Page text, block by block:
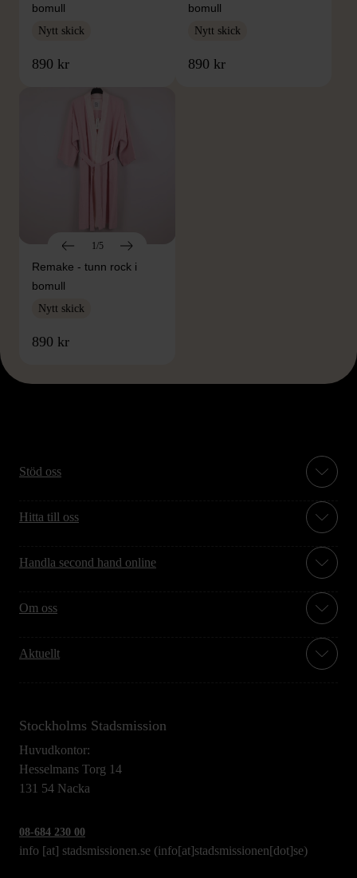
bomull
Nytt skick
890 kr
bomull
Nytt skick
890 kr
1/5
Remake - tunn rock i
bomull
Nytt skick
890 kr
Stöd oss
Hitta till oss
Handla second hand online
Om oss
Aktuellt
Stockholms Stadsmission
Huvudkontor:
Hesselmans Torg 14
131 54 Nacka
08-684 230 00
info [at] stadsmissionen.se (info[at]stadsmissionen[dot]se)